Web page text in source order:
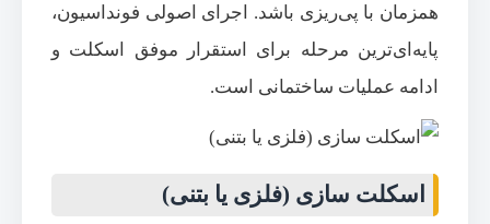
همزمان با پی‌ریزی باشد. اجرای اصولی فونداسیون،
پایه‌ای‌ترین مرحله برای استقرار موفق اسکلت و
ادامه عملیات ساختمانی است.
اسکلت سازی (فلزی یا بتنی)